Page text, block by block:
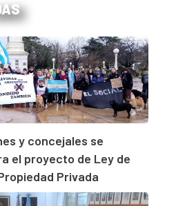
y concejales se
el proyecto de Ley de
Privada